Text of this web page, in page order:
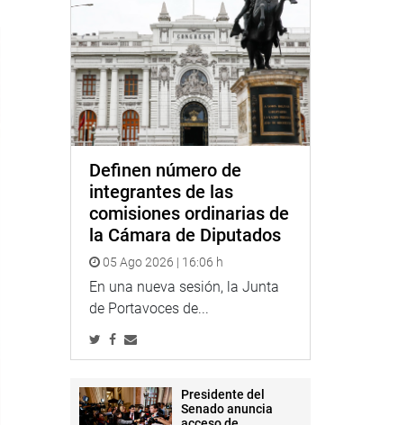
Definen número de
integrantes de las
comisiones ordinarias de
la Cámara de Diputados
05 Ago 2026 | 16:06 h
En una nueva sesión, la Junta
de Portavoces de...
Presidente del
Senado anuncia